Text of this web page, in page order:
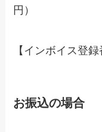
円）
【インボイス登
お振込の場合